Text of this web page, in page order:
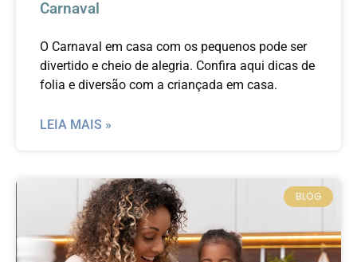
Carnaval
O Carnaval em casa com os pequenos pode ser
divertido e cheio de alegria. Confira aqui dicas de
folia e diversão com a criançada em casa.
LEIA MAIS »
BLOG